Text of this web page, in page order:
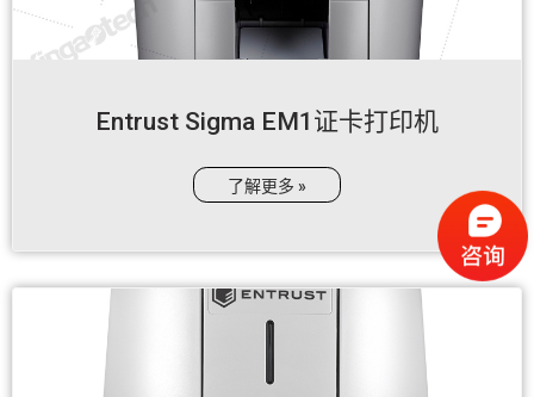
Entrust Sigma EM1证卡打印机
了解更多 »